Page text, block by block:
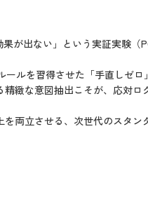
が出ない」という実証実験 （
ルを習得させた「手直しゼ
緻な意図抽出こそが、応対ロ
両立させる、次世代のスタン